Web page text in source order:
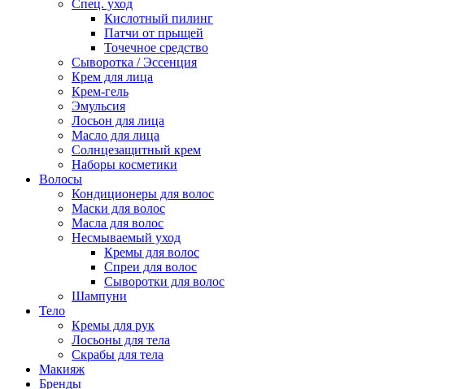
Спец. уход
Кислотный пилинг
Патчи от прыщей
Точечное средство
Сыворотка / Эссенция
Крем для лица
Крем-гель
Эмульсия
Лосьон для лица
Масло для лица
Солнцезащитный крем
Наборы косметики
Волосы
Кондиционеры для волос
Маски для волос
Масла для волос
Несмываемый уход
Кремы для волос
Спреи для волос
Сыворотки для волос
Шампуни
Тело
Кремы для рук
Лосьоны для тела
Скрабы для тела
Макияж
Бренды